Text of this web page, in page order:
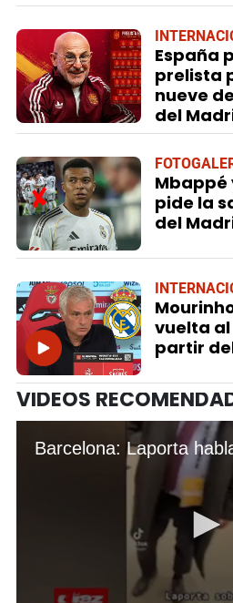
España
prelista
nueve
del
Mbappé
pide la
del
vuelta al
partir
VIDEOS